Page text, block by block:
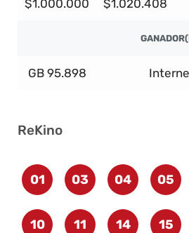
$1.000.000 $1.020.408
GB 95.898
ReKino
01 03 04 05
10 11 14 15